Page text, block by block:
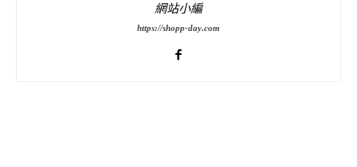
網站小編
https://shopp-day.com